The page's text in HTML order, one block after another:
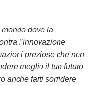
dove la
l’innovazione
preziose che non
meglio il tuo futuro
anche farti sorridere